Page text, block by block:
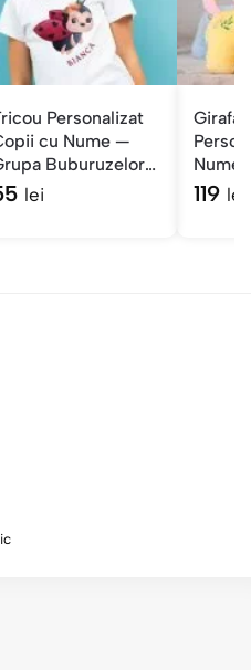
Personalizat
cu Nume —
Buburuzelor
Grădiniță
lei
Girafă
Nume
119 lei